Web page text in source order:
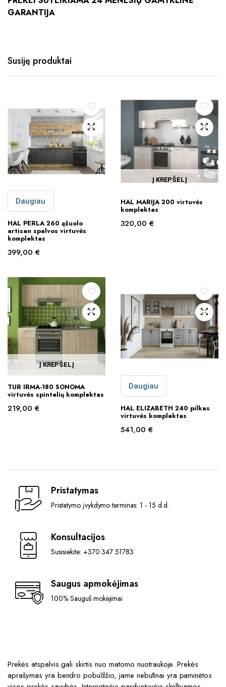
GARANTIJA
Susiję produktai
Daugiau
HAL PERLA 260 ąžuolo
artisan spalvos virtuvės
komplektas
399,00 €
Į KREPŠELĮ
HAL MARIJA 200 virtuvės
komplektas
320,00 €
Į KREPŠELĮ
TUR IRMA-180 SONOMA
virtuvės spintelių komplektas
219,00 €
Daugiau
HAL ELIZABETH 240 pilkas
virtuvės komplektas
541,00 €
Pristatymas
Pristatymo įvykdymo terminas: 1 - 15 d.d.
Konsultacijos
Susisiekite: +370 347 51783
Saugus apmokėjimas
100% Saugūs mokėjimai
Prekės atspalvis gali skirtis nuo matomo nuotraukoje. Prekės
aprašymas yra bendro pobūdžio, jame nebūtinai yra paminėtos